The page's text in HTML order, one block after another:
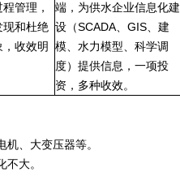
管理，
现和杜绝
收效明
端，为供水企业信息化建
设（SCADA、GIS、建
模、水力模型、科学调
度）提供信息，一项投
资，多种收效。
、大变压器等。
大。